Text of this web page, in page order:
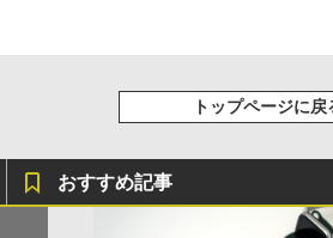
トップページに戻
おすすめ記事